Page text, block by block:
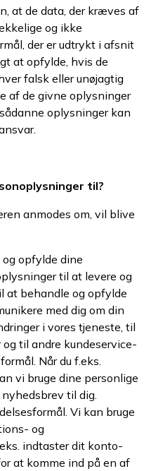
at de data, der kræves af
og ikke
der er udtrykt i afsnit
at opfylde, hvis de
falsk eller unøjagtig
af de givne oplysninger
oplysninger kan
til?
anmodes om, vil blive
opfylde dine
til at levere og
at behandle og opfylde
med dig om din
i vores tjeneste, til
til andre kundeservice-
Når du f.eks.
vi bruge dine personlige
til dig.
Vi kan bruge
og
indtaster dit konto-
at komme ind på en af